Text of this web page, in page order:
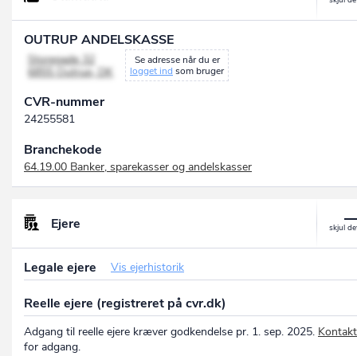
OUTRUP ANDELSKASSE
Storegade 32
6855 Outrup, DK
Se adresse når du er
logget ind som bruger
CVR-nummer
24255581
Branchekode
64.19.00 Banker, sparekasser og andelskasser
Ejere
Legale ejere Vis ejerhistorik
Reelle ejere (registreret på cvr.dk)
Adgang til reelle ejere kræver godkendelse pr. 1. sep. 2025.
for adgang.